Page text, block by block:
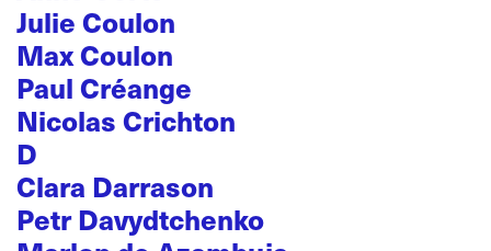
Julie Coulon
Max Coulon
Paul Créange
Nicolas Crichton
D
Clara Darrason
Petr Davydtchenko